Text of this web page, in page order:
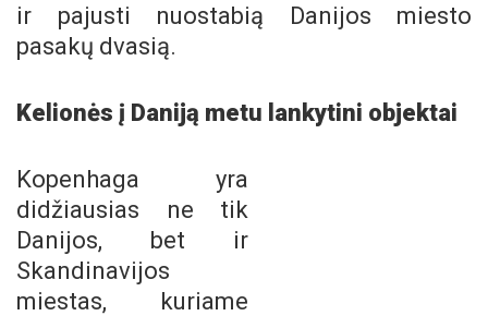
ir pajusti nuostabią Danijos miesto
pasakų dvasią.
Kelionės į Daniją metu lankytini objektai
Kopenhaga yra
didžiausias ne tik
Danijos, bet ir
Skandinavijos
miestas, kuriame